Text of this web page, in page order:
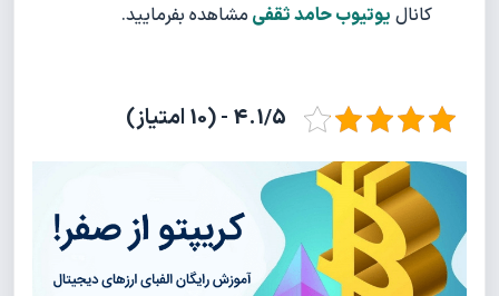
کانال یوتیوب حامد ثقفی مشاهده بفرمایید.
4.1/5 - (10 امتیاز)